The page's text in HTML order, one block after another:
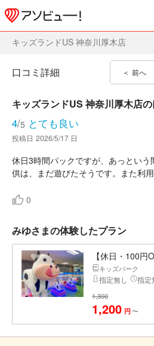
キッズランドUS 神奈川厚木店
前へ
口コミ詳細
キッズランドUS 神奈川厚木店の
4/5 とても良い
投稿日 2026/5/17 日
休日3時間パックですが、あっとい
供は、まだ遊びたそうです。また利用
0
みゆさまの体験したプラン
【休日・100
キッズパーク
指定無し 指定
1,300
1,200 円 〜